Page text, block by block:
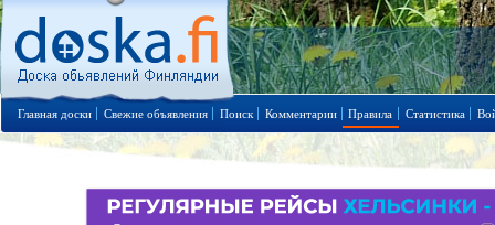
Главная доски Свежие объявления Поиск Комментарии Правила Статистика